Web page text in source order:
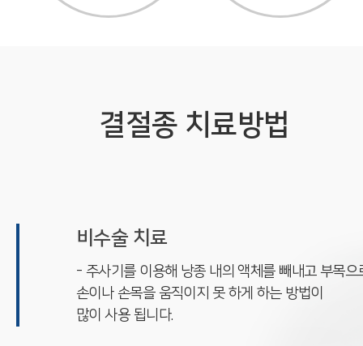
결절종 치료방법
비수술 치료
- 주사기를 이용해 낭종 내의 액체를 빼내고 부목으
손이나 손목을 움직이지 못 하게 하는 방법이
많이 사용 됩니다.